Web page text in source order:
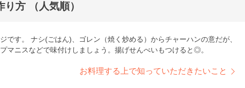
方 （人気順）
です。 ナシ(ごはん)、ゴレン（焼く炒める）からチャーハンの意だが、
マニスなどで味付けしましょう。揚げせんべいもつけると◎。
お料理する上で知っていただきたいこと